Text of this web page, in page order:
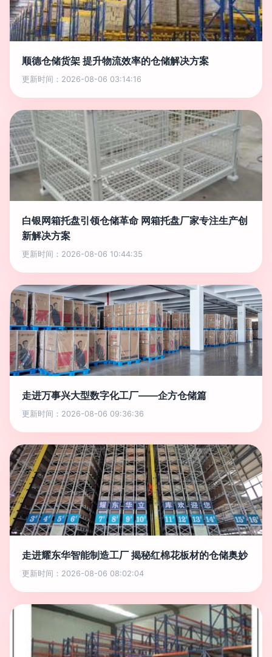
顺德仓储货架 提升物流效率的仓储解决方案
更新时间：2026-08-06 03:14:16
白银网箱托盘引领仓储革命 网箱托盘厂家专注生产创
新解决方案
更新时间：2026-08-06 10:44:35
走进万事兴大型数字化工厂——企方仓储篇
更新时间：2026-08-06 09:36:36
走进耀东华智能制造工厂 揭秘红棉花板材的仓储奥妙
更新时间：2026-08-06 08:02:04